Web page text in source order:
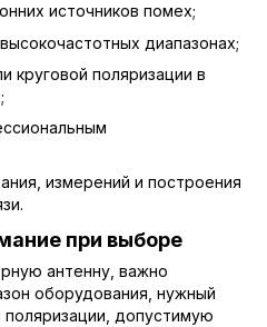
источников помех;
диапазонах;
круговой поляризации в
измерений и построения
при выборе
антенну, важно
оборудования, нужный
поляризации, допустимую